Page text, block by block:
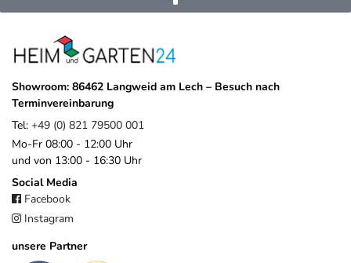
Platinum B.V.
Asselbergsstraat
4815Breda Niederlande
sales@platinum.nl
+31 76 572 0878
Showroom: 86462 Langweid am Lech – Besuch nach
Terminvereinbarung
Tel: +49 (0) 821 79500 001
Mo-Fr 08:00 - 12:00 Uhr
und von 13:00 - 16:30 Uhr
Social Media
Facebook
Instagram
unsere Partner